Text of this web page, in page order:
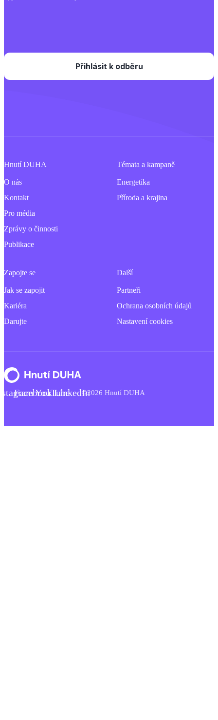
Hnutí DUHA
O nás
Kontakt
Pro média
Zprávy o činnosti
Publikace
Témata a kampaně
Energetika
Příroda a krajina
Zapojte se
Jak se zapojit
Kariéra
Darujte
Další
Partneři
Ochrana osobních údajů
Nastavení cookies
FacebookYouTubeLinkedIn©2026 Hnutí DUHA